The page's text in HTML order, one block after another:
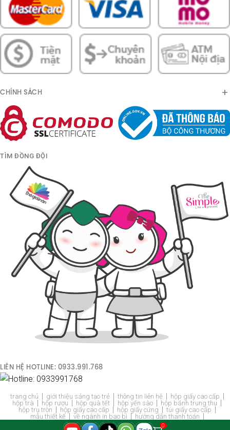
0
CHÍNH SÁCH
TÌM ĐỒNG ĐỘI
LIÊN HỆ HOTLINE: 0933.991.768
trang chủ giới thiệu sáng tạo trẻ thông tin liên hệ
hộp giấy cao cấp
hộp trà
hộp rượu hộp quà tết hộp yến sào
hộp bánh trung thu
hộp trụ tròn
hộp giấy cao cấp hộp giấy cứng
túi giấy cao cấp
mẫu thiết kế
về ngành in bao bì
hướng dẫn thanh toán